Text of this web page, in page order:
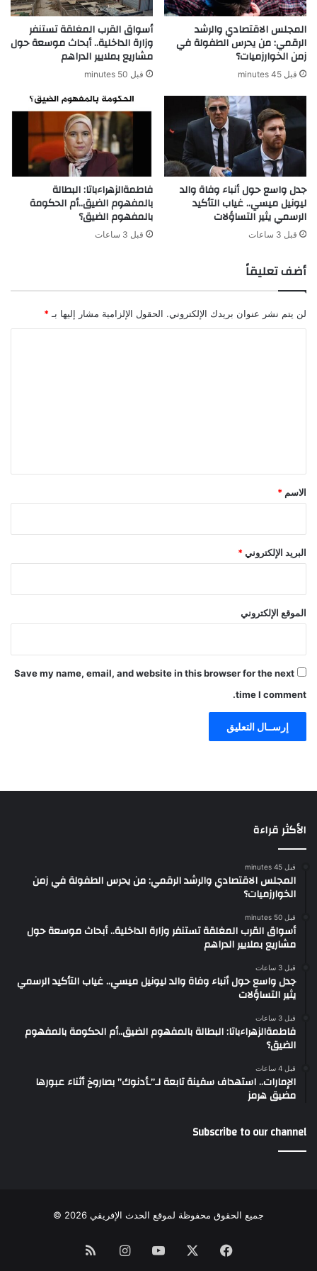
المجلس الاقتصادي والرشد
الرقمي: من يحرس الطفولة في
زمن الخوارزميات؟
قبل 45 minutes
أسواق القرب المغلقة تستنفر
وزارة الداخلية.. أبحاث موسعة حول
مشاريع بملايير الدراهم
قبل 50 minutes
جدل واسع حول أنباء وفاة والد
ليونيل ميسي.. غياب التأكيد
الرسمي يثير التساؤلات
قبل 3 ساعات
فاطمةالزهراءباتا: البطالة
بالمفهوم الضيق..أم الحكومة
بالمفهوم الضيق؟
قبل 3 ساعات
أضف تعليقاً
لن يتم نشر عنوان بريدك الإلكتروني. الحقول الإلزامية مشار إليها بـ *
*
الاسم *
البريد الإلكتروني*
الموقع الإلكتروني
Save my name, email, and website in this browser for the next
time I comment.
الأكثر قراءة
قبل 45 minutes
المجلس الاقتصادي والرشد الرقمي: من يحرس الطفولة في زمن
الخوارزميات؟
قبل 50 minutes
أسواق القرب المغلقة تستنفر وزارة الداخلية.. أبحاث موسعة حول
مشاريع بملايير الدراهم
قبل 3 ساعات
جدل واسع حول أنباء وفاة والد ليونيل ميسي.. غياب التأكيد الرسمي
يثير التساؤلات
قبل 3 ساعات
فاطمةالزهراءباتا: البطالة بالمفهوم الضيق..أم الحكومة بالمفهوم
الضيق؟
قبل 4 ساعات
الإمارات.. استهداف سفينة تابعة لـ”ـأدنوك” بصاروخ أثناء عبورها
مضيق هرمز
Subscribe to our channel
جميع الحقوق محفوظة لموقع الحدث الإفريقي 2026 ©
Facebook
YouTube
Instagram
RSS